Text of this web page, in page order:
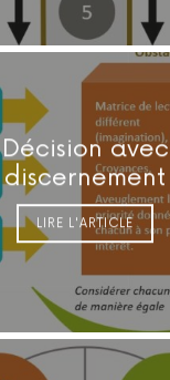
Décision avec
discernement
LIRE L'ARTICLE